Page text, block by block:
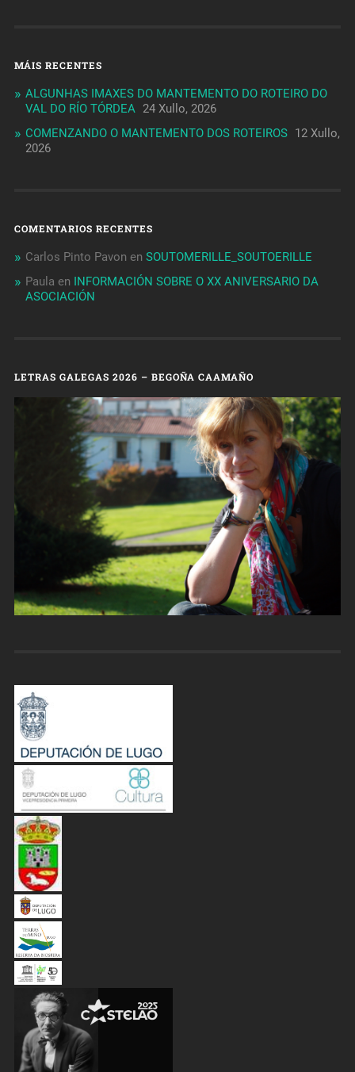
MÁIS RECENTES
ALGUNHAS IMAXES DO MANTEMENTO DO ROTEIRO DO
VAL DO RÍO TÓRDEA 24 Xullo, 2026
COMENZANDO O MANTEMENTO DOS ROTEIROS 12 Xullo,
2026
COMENTARIOS RECENTES
Carlos Pinto Pavon en SOUTOMERILLE_SOUTOERILLE
Paula en INFORMACIÓN SOBRE O XX ANIVERSARIO DA
ASOCIACIÓN
LETRAS GALEGAS 2026 – BEGOÑA CAAMAÑO